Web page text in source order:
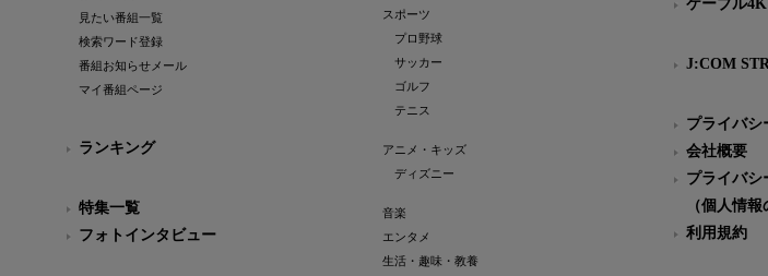
見たい番組一覧
検索ワード登録
番組お知らせメール
マイ番組ページ
ランキング
特集一覧
フォトインタビュー
スポーツ
プロ野球
サッカー
ゴルフ
テニス
アニメ・キッズ
ディズニー
音楽
エンタメ
生活・趣味・教養
ケーブル4K
J:COM
プライバシ
会社概要
プライバシ
（個人情
利用規約